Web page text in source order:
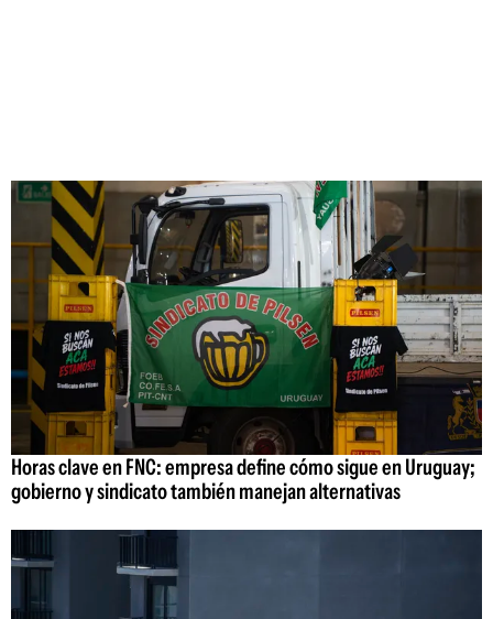
Horas clave en FNC: empresa define cómo sigue en Uruguay;
gobierno y sindicato también manejan alternativas